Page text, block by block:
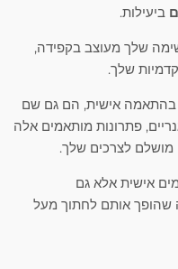
ביעילות.
שלך מעוצב בקפידה,
שלך.
בהתאמה אישית, הם גם שם
פתרונות מותאמים אלה
לצרכים שלך.
אישית אלא גם
שהופך אותם לחתוך מעל